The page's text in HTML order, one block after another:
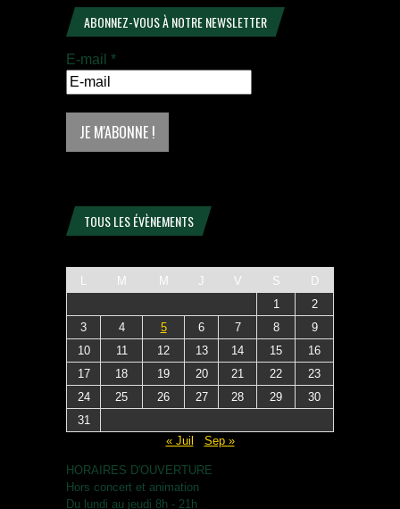
ABONNEZ-VOUS À NOTRE NEWSLETTER
E-mail *
TOUS LES ÉVÈNEMENTS
L M M J V S
D
1
2
3
4 5 6 7 8
9
10
11 12 13 14 15
16
17
18 19 20 21 22
23
24
25 26 27 28 29
30
31
« Juil
Sep »
HORAIRES D'OUVERTURE
Hors concert et animation
Du lundi au jeudi 8h - 21h